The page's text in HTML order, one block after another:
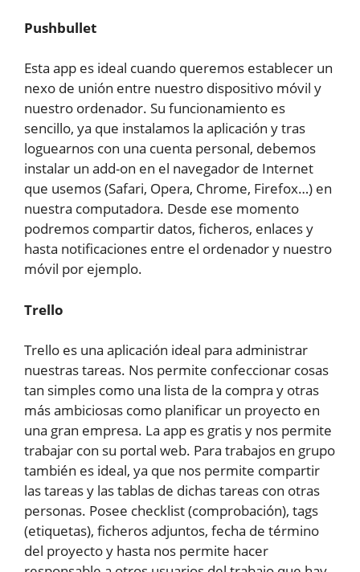
Pushbullet
Esta app es ideal cuando queremos establecer un
nexo de unión entre nuestro dispositivo móvil y
nuestro ordenador. Su funcionamiento es
sencillo, ya que instalamos la aplicación y tras
loguearnos con una cuenta personal, debemos
instalar un add-on en el navegador de Internet
que usemos (Safari, Opera, Chrome, Firefox…) en
nuestra computadora. Desde ese momento
podremos compartir datos, ficheros, enlaces y
hasta notificaciones entre el ordenador y nuestro
móvil por ejemplo.
Trello
Trello es una aplicación ideal para administrar
nuestras tareas. Nos permite confeccionar cosas
tan simples como una lista de la compra y otras
más ambiciosas como planificar un proyecto en
una gran empresa. La app es gratis y nos permite
trabajar con su portal web. Para trabajos en grupo
también es ideal, ya que nos permite compartir
las tareas y las tablas de dichas tareas con otras
personas. Posee checklist (comprobación), tags
(etiquetas), ficheros adjuntos, fecha de término
del proyecto y hasta nos permite hacer